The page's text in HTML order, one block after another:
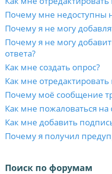
Почему мне недоступны
Почему я не могу
Почему я не могу
ответа?
Как мне создать опрос?
Как мне
Почему моё сообщение
Как мне пожаловаться
Как мне добавить
Почему я получил
Поиск по форумам